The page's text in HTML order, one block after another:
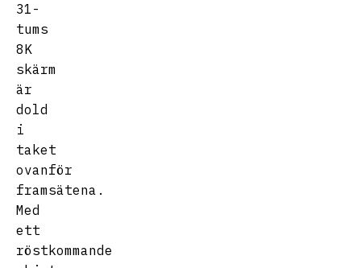
31-
tums
8K
skärm
är
dold
i
taket
ovanför
framsätena.
Med
ett
röstkommande